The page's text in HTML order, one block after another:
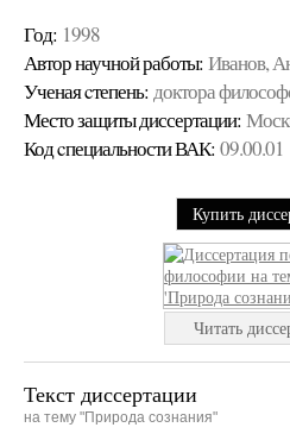
Год: 1998
Автор научной работы: Иванов,
Ученая cтепень: доктора
Место защиты диссертации:
Код cпециальности ВАК: 09.00.01
Купить
Читать
Текст диссертации
на тему "Природа сознания"